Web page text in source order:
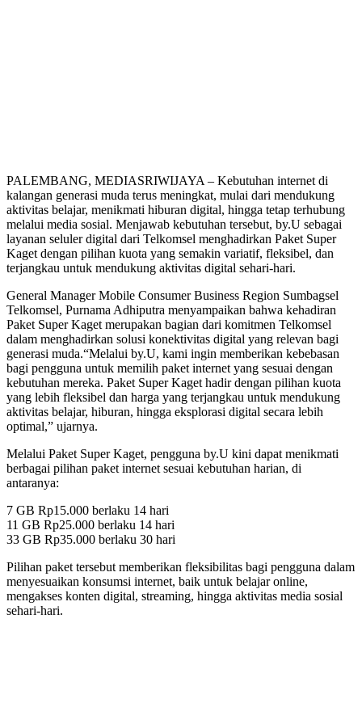
PALEMBANG, MEDIASRIWIJAYA – Kebutuhan internet di
kalangan generasi muda terus meningkat, mulai dari mendukung
aktivitas belajar, menikmati hiburan digital, hingga tetap terhubung
melalui media sosial. Menjawab kebutuhan tersebut, by.U sebagai
layanan seluler digital dari Telkomsel menghadirkan Paket Super
Kaget dengan pilihan kuota yang semakin variatif, fleksibel, dan
terjangkau untuk mendukung aktivitas digital sehari-hari.
General Manager Mobile Consumer Business Region Sumbagsel
Telkomsel, Purnama Adhiputra menyampaikan bahwa kehadiran
Paket Super Kaget merupakan bagian dari komitmen Telkomsel
dalam menghadirkan solusi konektivitas digital yang relevan bagi
generasi muda.“Melalui by.U, kami ingin memberikan kebebasan
bagi pengguna untuk memilih paket internet yang sesuai dengan
kebutuhan mereka. Paket Super Kaget hadir dengan pilihan kuota
yang lebih fleksibel dan harga yang terjangkau untuk mendukung
aktivitas belajar, hiburan, hingga eksplorasi digital secara lebih
optimal,” ujarnya.
Melalui Paket Super Kaget, pengguna by.U kini dapat menikmati
berbagai pilihan paket internet sesuai kebutuhan harian, di
antaranya:
7 GB Rp15.000 berlaku 14 hari
11 GB Rp25.000 berlaku 14 hari
33 GB Rp35.000 berlaku 30 hari
Pilihan paket tersebut memberikan fleksibilitas bagi pengguna dalam
menyesuaikan konsumsi internet, baik untuk belajar online,
mengakses konten digital, streaming, hingga aktivitas media sosial
sehari-hari.